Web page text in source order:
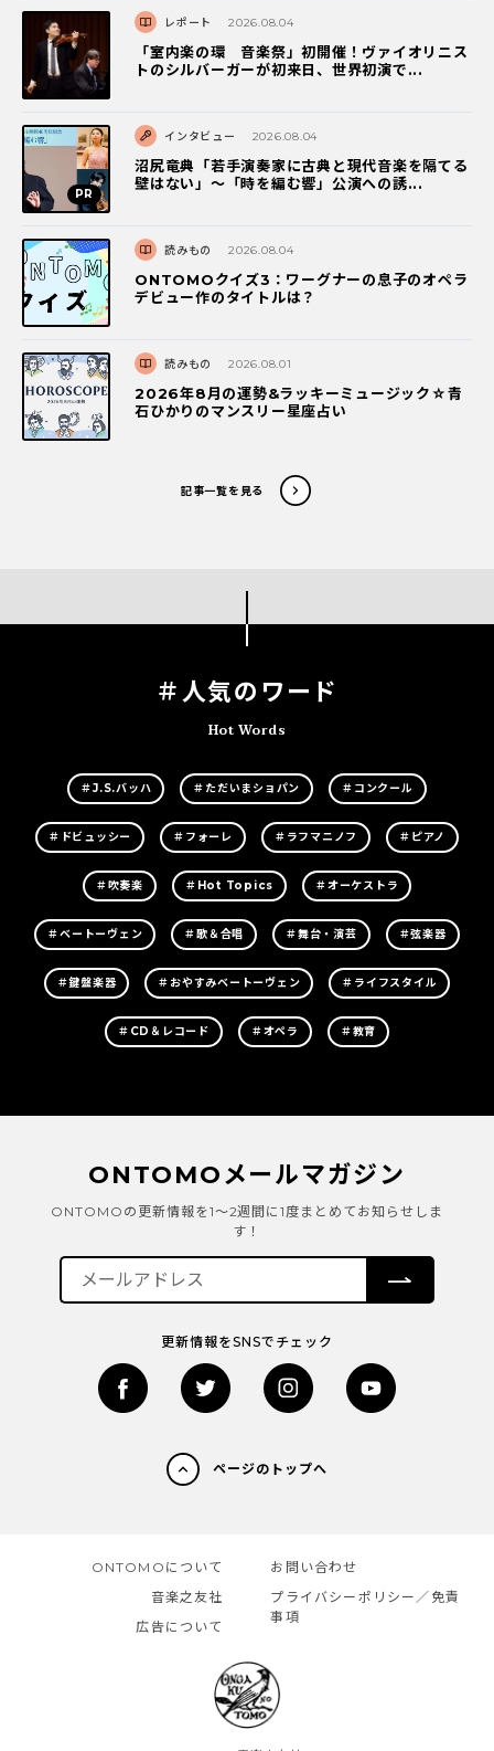
レポート 2026.08.04
「室内楽の環 音楽祭」初開催！ヴァイオリニス
トのシルバーガーが初来日、世界初演で...
インタビュー 2026.08.04
沼尻竜典「若手演奏家に古典と現代音楽を隔てる
壁はない」～「時を編む響」公演への誘...
読みもの 2026.08.04
ONTOMOクイズ3：ワーグナーの息子のオペラ
デビュー作のタイトルは？
読みもの 2026.08.01
2026年8月の運勢&ラッキーミュージック☆青
石ひかりのマンスリー星座占い
記事一覧を見る
＃人気のワード
Hot Words
＃J.S.バッハ ＃ただいまショパン ＃コンクール
＃ドビュッシー ＃フォーレ ＃ラフマニノフ ＃ピアノ
＃吹奏楽 ＃Hot Topics ＃オーケストラ
＃ベートーヴェン ＃歌＆合唱 ＃舞台・演芸 ＃弦楽器
＃鍵盤楽器 ＃おやすみベートーヴェン ＃ライフスタイル
＃CD＆レコード ＃オペラ ＃教育
ONTOMOメールマガジン
ONTOMOの更新情報を1～2週間に1度まとめてお知らせしま
す！
更新情報をSNSでチェック
ページのトップへ
ONTOMOについて
音楽之友社
広告について
お問い合わせ
プライバシーポリシー／免責
事項